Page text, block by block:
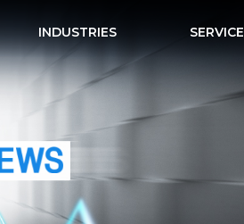
INDUSTRIES SERVICE